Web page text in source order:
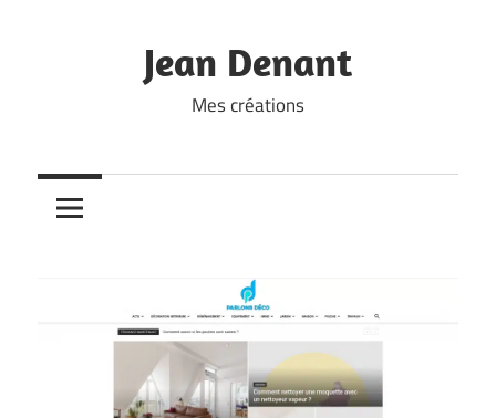
Jean Denant
Mes créations